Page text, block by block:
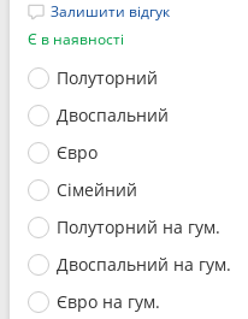
Залишити відгук
Є в наявності
Полуторний
Двоспальний
Євро
Сімейний
Полуторний на гум.
Двоспальний на гум.
Євро на гум.